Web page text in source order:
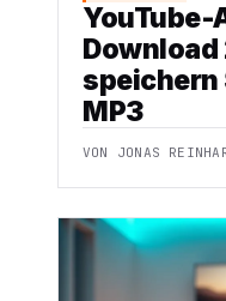
Download
speichern
MP3
VON JONAS